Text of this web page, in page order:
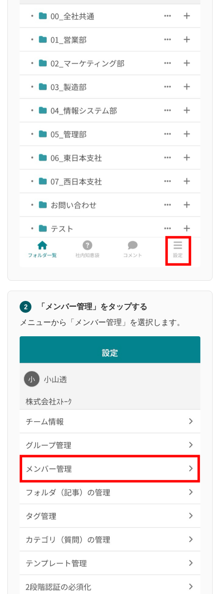
2
「メンバー管理」をタップする
メニューから「メンバー管理」を選択します。